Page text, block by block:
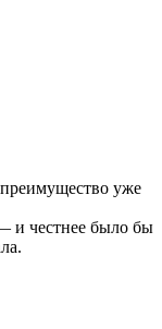
уже
и честнее было бы